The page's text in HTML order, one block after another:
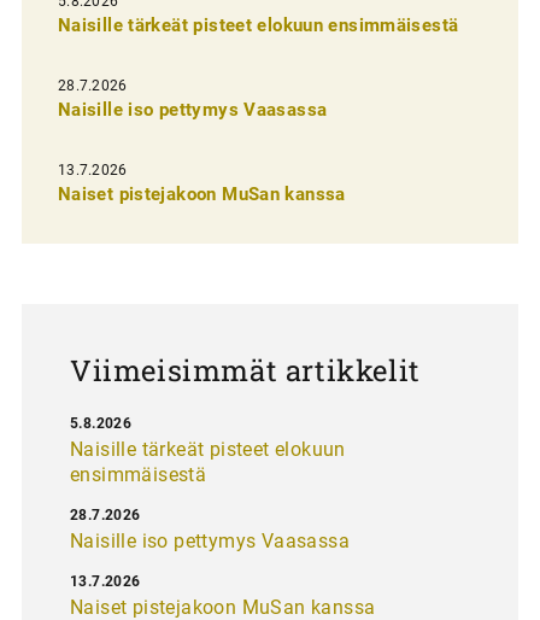
i
e
n
e
Naisille tärkeät pisteet elokuun ensimmäisestä
28.7.2026
Naisille iso pettymys Vaasassa
13.7.2026
Naiset pistejakoon MuSan kanssa
Viimeisimmät artikkelit
Naisille tärkeät pisteet elokuun
ensimmäisestä
5.8.2026
Naisille iso pettymys Vaasassa
28.7.2026
Naiset pistejakoon MuSan kanssa
13.7.2026